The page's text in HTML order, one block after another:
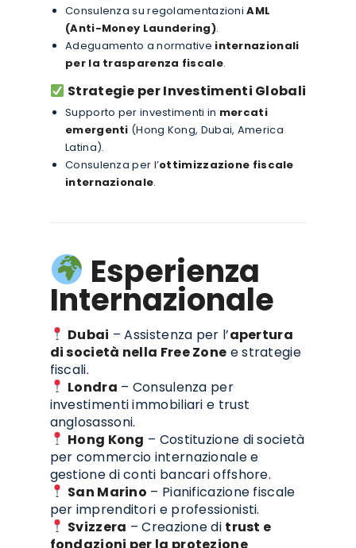
Consulenza su regolamentazioniAML
(Anti-Money Laundering).
Adeguamento a normative internazionali
per la trasparenza fiscale.
Strategie per Investimenti Globali
Supporto per investimenti in mercati
emergenti (Hong Kong, Dubai, America
Latina).
Consulenza per l’ottimizzazione fiscale
internazionale.
Esperienza
Internazionale
Dubai – Assistenza per l’apertura
di società nella Free Zone e strategie
fiscali.
Londra – Consulenza per
investimenti immobiliari e trust
anglosassoni.
Hong Kong – Costituzione di società
per commercio internazionale e
gestione di conti bancari offshore.
San Marino – Pianificazione fiscale
per imprenditori e professionisti.
Svizzera – Creazione di trust e
fondazioni per la protezione